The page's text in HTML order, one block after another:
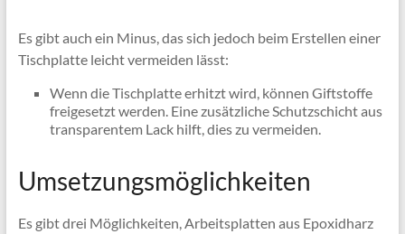
Es gibt auch ein Minus, das sich jedoch beim Erstellen einer
Tischplatte leicht vermeiden lässt:
Wenn die Tischplatte erhitzt wird, können Giftstoffe
freigesetzt werden. Eine zusätzliche Schutzschicht aus
transparentem Lack hilft, dies zu vermeiden.
Umsetzungsmöglichkeiten
Es gibt drei Möglichkeiten, Arbeitsplatten aus Epoxidharz